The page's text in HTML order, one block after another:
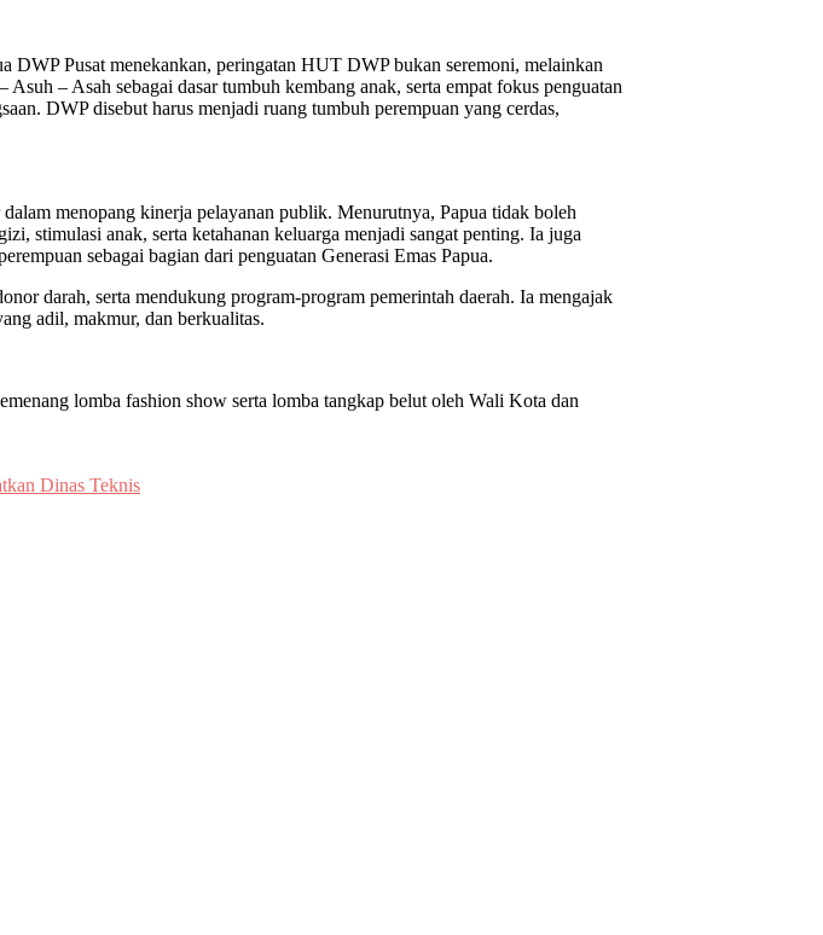
DWP Pusat menekankan, peringatan HUT DWP bukan seremoni, melainkan
– Asah sebagai dasar tumbuh kembang anak, serta empat fokus penguatan
DWP disebut harus menjadi ruang tumbuh perempuan yang cerdas,
menopang kinerja pelayanan publik. Menurutnya, Papua tidak boleh
stimulasi anak, serta ketahanan keluarga menjadi sangat penting. Ia juga
sebagai bagian dari penguatan Generasi Emas Papua.
darah, serta mendukung program-program pemerintah daerah. Ia mengajak
adil, makmur, dan berkualitas.
lomba fashion show serta lomba tangkap belut oleh Wali Kota dan
Dinas Teknis